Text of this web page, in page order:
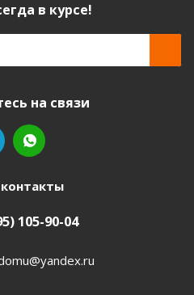
в курсе!
на связи
105-90-04